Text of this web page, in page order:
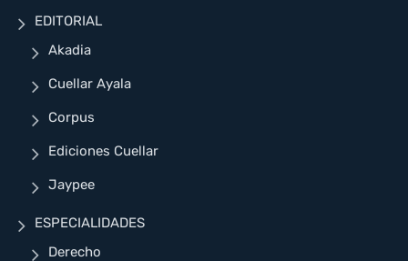
EDITORIAL
Akadia
Cuellar Ayala
Corpus
Ediciones Cuellar
Jaypee
ESPECIALIDADES
Derecho